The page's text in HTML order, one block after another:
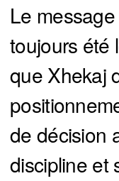
Le
toujours été
que Xhekaj
de décision
discipline et